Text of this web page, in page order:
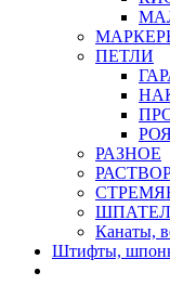
ПЕТЛИ
РАЗНОЕ
Канаты,
Штифты,